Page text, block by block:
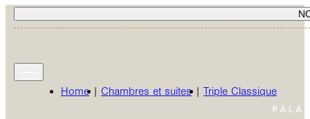
Home| Chambres et suites| Triple Classique